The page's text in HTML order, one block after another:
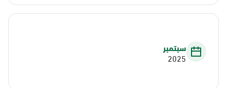
سبتمبر
2025